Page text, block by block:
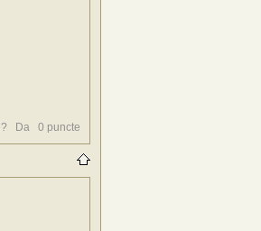
? Da 0 puncte